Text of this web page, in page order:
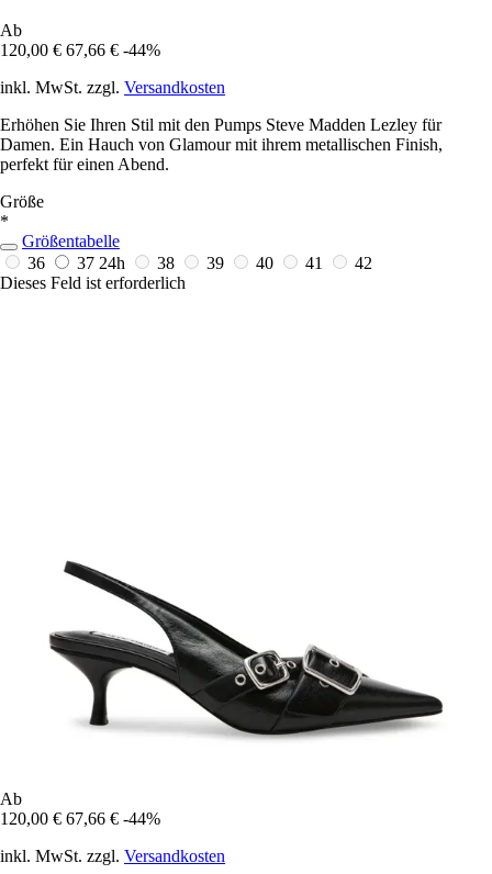
Ab
120,00 € 67,66 € -44%
inkl. MwSt. zzgl. Versandkosten
Erhöhen Sie Ihren Stil mit den Pumps Steve Madden Lezley für
Damen. Ein Hauch von Glamour mit ihrem metallischen Finish,
perfekt für einen Abend.
Größe
*
Größentabelle
36
37 24h 38 39 40 41
42
Dieses Feld ist erforderlich
Ab
120,00 € 67,66 € -44%
inkl. MwSt. zzgl. Versandkosten